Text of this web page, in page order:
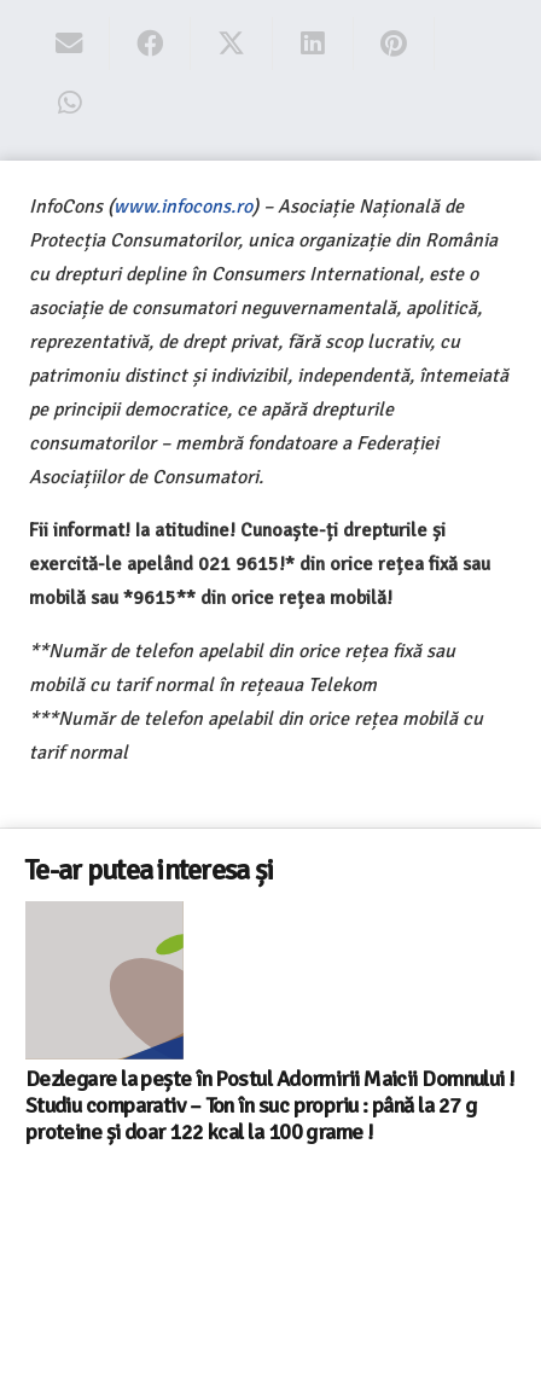
InfoCons (www.infocons.ro) – Asociație Națională de
Protecția Consumatorilor, unica organizație din România
cu drepturi depline în Consumers International, este o
asociație de consumatori neguvernamentală, apolitică,
reprezentativă, de drept privat, fără scop lucrativ, cu
patrimoniu distinct și indivizibil, independentă, întemeiată
pe principii democratice, ce apără drepturile
consumatorilor – membră fondatoare a Federației
Asociațiilor de Consumatori.
Fii informat! Ia atitudine! Cunoaște-ți drepturile și
exercită-le apelând 021 9615!* din orice rețea fixă sau
mobilă sau *9615** din orice rețea mobilă!
**Număr de telefon apelabil din orice rețea fixă sau
mobilă cu tarif normal în rețeaua Telekom
***Număr de telefon apelabil din orice rețea mobilă cu
tarif normal
Te-ar putea interesa și